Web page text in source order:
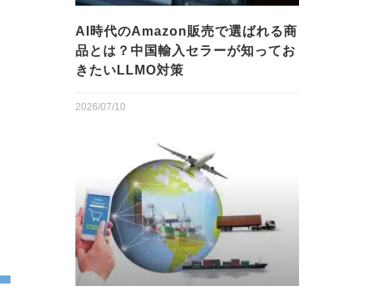
AI時代のAmazon販売で選ばれる商
品とは？中国輸入セラーが知ってお
きたいLLMO対策
2026/07/10